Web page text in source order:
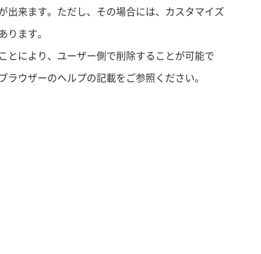
出来ます。ただし、その場合には、カスタマイズ
ます。
とにより、ユーザー側で削除することが可能で
ウザーのヘルプの記載をご参照ください。